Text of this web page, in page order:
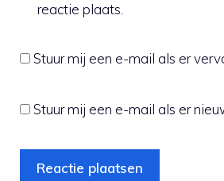
reactie plaats.
Stuur mij een e-mail als er
Stuur mij een e-mail als er